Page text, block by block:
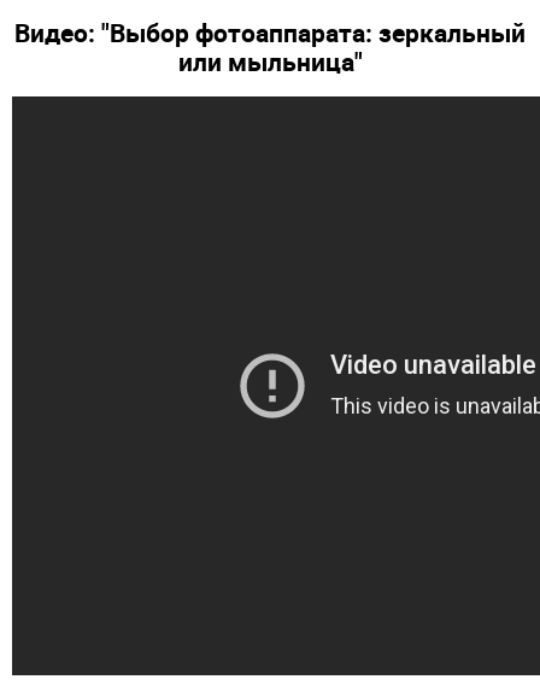
Видео: "Выбор фотоаппарата: зеркальный
или мыльница"